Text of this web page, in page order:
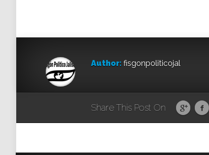
Author: fisgonpoliticojal
Share This Post On